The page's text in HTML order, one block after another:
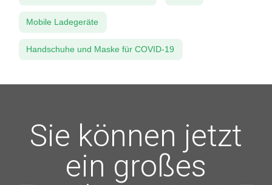
Mobile Ladegeräte
Handschuhe und Maske für COVID-19
Sie können jetzt
ein großes